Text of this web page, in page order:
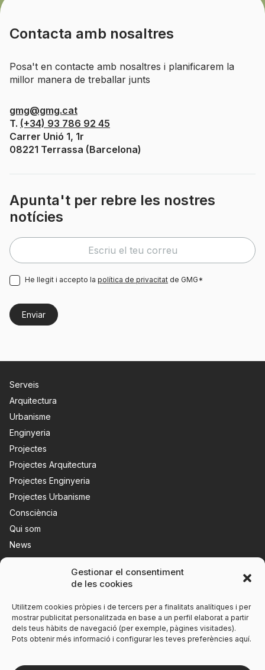
Gestionar el consentiment
de les cookies
Utilitzem cookies pròpies i de tercers per a finalitats analítiques i per
mostrar publicitat personalitzada en base a un perfil elaborat a partir
dels teus hàbits de navegació (per exemple, pàgines visitades).
Pots obtenir més informació i configurar les teves preferències aquí.
Contacta amb nosaltres
Posa't en contacte amb nosaltres i planificarem la
millor manera de treballar junts
gmg@gmg.cat
T. (+34) 93 786 92 45
Carrer Unió 1, 1r
08221 Terrassa (Barcelona)
Apunta't per rebre les nostres
notícies
He llegit i accepto la política de privacitat de GMG*
Serveis
Arquitectura
Urbanisme
Enginyeria
Projectes
Projectes Arquitectura
Projectes Enginyeria
Projectes Urbanisme
Consciència
Qui som
News
Contacte